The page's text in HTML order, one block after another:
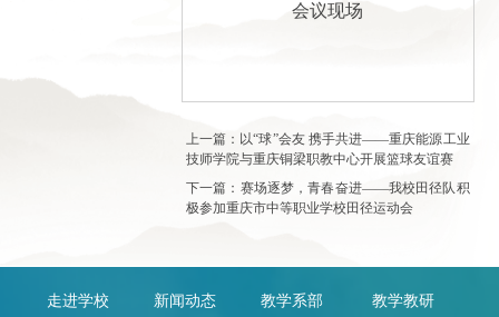
会议现场
上一篇：以“球”会友 携手共进——重庆能源工业
技师学院与重庆铜梁职教中心开展篮球友谊赛
下一篇：赛场逐梦，青春奋进——我校田径队积
极参加重庆市中等职业学校田径运动会
走进学校 新闻动态 教学系部 教学教研